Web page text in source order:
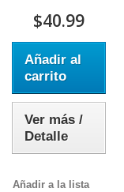
$40.99
Añadir al
carrito
Ver más /
Detalle
Añadir a la lista